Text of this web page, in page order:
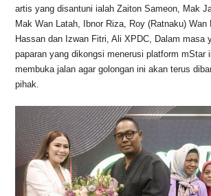
artis yang disantuni ialah Zaiton Sameon, Mak
Mak Wan Latah, Ibnor Riza, Roy (Ratnaku) Wan
Hassan dan Izwan Fitri, Ali XPDC, Dalam masa
paparan yang dikongsi menerusi platform mStar
membuka jalan agar golongan ini akan terus
pihak.